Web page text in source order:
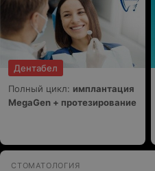
Дентабел
Полный цикл: имплантация
MegaGen + протезирование
СТОМАТОЛОГИЯ